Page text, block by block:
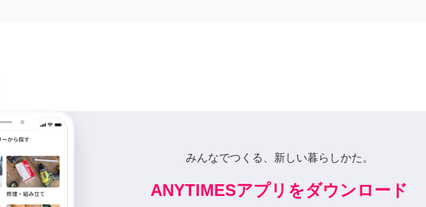
みんなでつくる、新しい暮らしかた。
ANYTIMESアプリをダウンロード